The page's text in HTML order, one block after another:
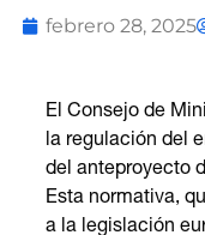
febrero 28, 2025
El Consejo de
la regulación del
del anteproyecto
Esta normativa,
a la legislación